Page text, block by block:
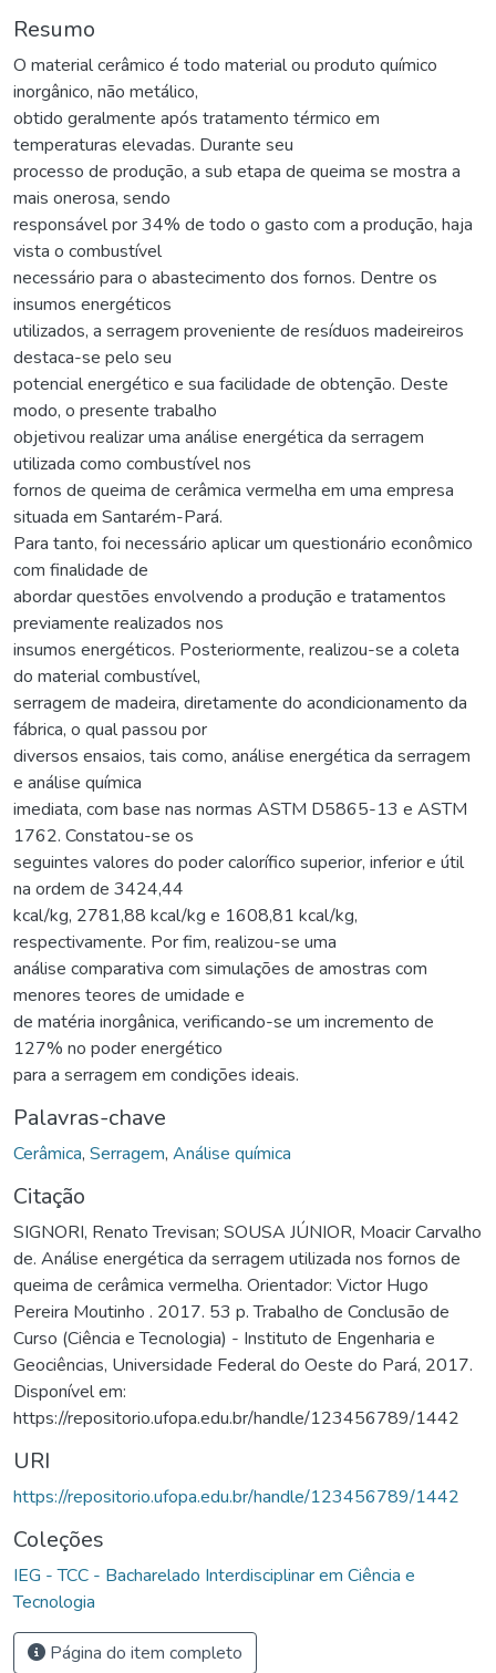
Resumo
O material cerâmico é todo material ou produto químico
inorgânico, não metálico,
obtido geralmente após tratamento térmico em
temperaturas elevadas. Durante seu
processo de produção, a sub etapa de queima se mostra a
mais onerosa, sendo
responsável por 34% de todo o gasto com a produção, haja
vista o combustível
necessário para o abastecimento dos fornos. Dentre os
insumos energéticos
utilizados, a serragem proveniente de resíduos madeireiros
destaca-se pelo seu
potencial energético e sua facilidade de obtenção. Deste
modo, o presente trabalho
objetivou realizar uma análise energética da serragem
utilizada como combustível nos
fornos de queima de cerâmica vermelha em uma empresa
situada em Santarém-Pará.
Para tanto, foi necessário aplicar um questionário econômico
com finalidade de
abordar questões envolvendo a produção e tratamentos
previamente realizados nos
insumos energéticos. Posteriormente, realizou-se a coleta
do material combustível,
serragem de madeira, diretamente do acondicionamento da
fábrica, o qual passou por
diversos ensaios, tais como, análise energética da serragem
e análise química
imediata, com base nas normas ASTM D5865-13 e ASTM
1762. Constatou-se os
seguintes valores do poder calorífico superior, inferior e útil
na ordem de 3424,44
kcal/kg, 2781,88 kcal/kg e 1608,81 kcal/kg,
respectivamente. Por fim, realizou-se uma
análise comparativa com simulações de amostras com
menores teores de umidade e
de matéria inorgânica, verificando-se um incremento de
127% no poder energético
para a serragem em condições ideais.
Palavras-chave
Cerâmica, Serragem, Análise química
Citação
SIGNORI, Renato Trevisan; SOUSA JÚNIOR, Moacir Carvalho
de. Análise energética da serragem utilizada nos fornos de
queima de cerâmica vermelha. Orientador: Victor Hugo
Pereira Moutinho . 2017. 53 p. Trabalho de Conclusão de
Curso (Ciência e Tecnologia) - Instituto de Engenharia e
Geociências, Universidade Federal do Oeste do Pará, 2017.
Disponível em:
https://repositorio.ufopa.edu.br/handle/123456789/1442
URI
https://repositorio.ufopa.edu.br/handle/123456789/1442
Coleções
IEG - TCC - Bacharelado Interdisciplinar em Ciência e
Tecnologia
Página do item completo